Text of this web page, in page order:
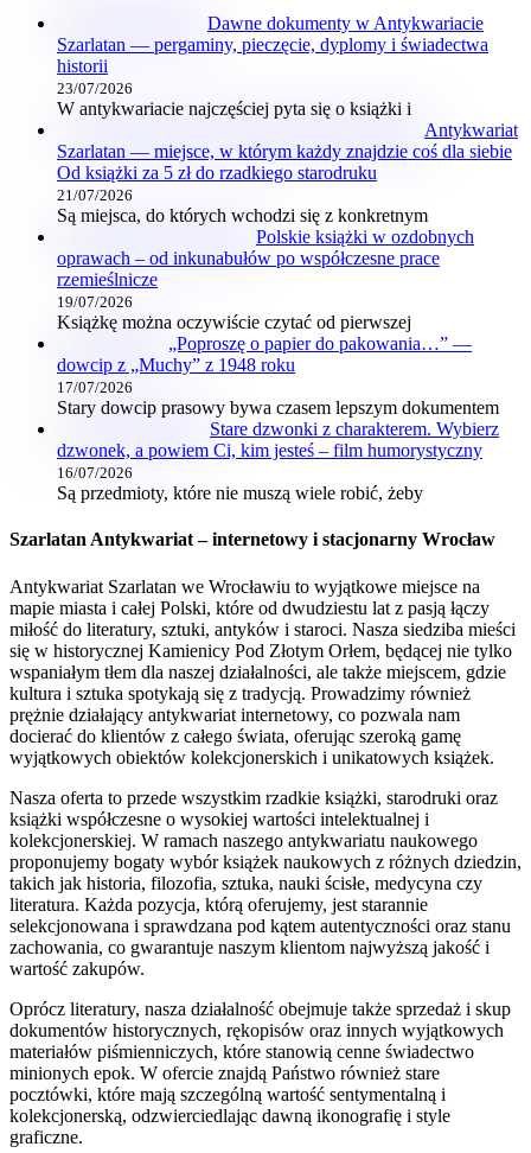
Dawne dokumenty w Antykwariacie
Szarlatan — pergaminy, pieczęcie, dyplomy i świadectwa
historii
23/07/2026
W antykwariacie najczęściej pyta się o książki i
Antykwariat
Szarlatan — miejsce, w którym każdy znajdzie coś dla siebie
Od książki za 5 zł do rzadkiego starodruku
21/07/2026
Są miejsca, do których wchodzi się z konkretnym
Polskie książki w ozdobnych
oprawach – od inkunabułów po współczesne prace
rzemieślnicze
19/07/2026
Książkę można oczywiście czytać od pierwszej
„Poproszę o papier do pakowania…” —
dowcip z „Muchy” z 1948 roku
17/07/2026
Stary dowcip prasowy bywa czasem lepszym dokumentem
Stare dzwonki z charakterem. Wybierz
dzwonek, a powiem Ci, kim jesteś – film humorystyczny
16/07/2026
Są przedmioty, które nie muszą wiele robić, żeby
Szarlatan Antykwariat – internetowy i stacjonarny Wrocław
Antykwariat Szarlatan we Wrocławiu to wyjątkowe miejsce na
mapie miasta i całej Polski, które od dwudziestu lat z pasją łączy
miłość do literatury, sztuki, antyków i staroci. Nasza siedziba mieści
się w historycznej Kamienicy Pod Złotym Orłem, będącej nie tylko
wspaniałym tłem dla naszej działalności, ale także miejscem, gdzie
kultura i sztuka spotykają się z tradycją. Prowadzimy również
prężnie działający antykwariat internetowy, co pozwala nam
docierać do klientów z całego świata, oferując szeroką gamę
wyjątkowych obiektów kolekcjonerskich i unikatowych książek.
Nasza oferta to przede wszystkim rzadkie książki, starodruki oraz
książki współczesne o wysokiej wartości intelektualnej i
kolekcjonerskiej. W ramach naszego antykwariatu naukowego
proponujemy bogaty wybór książek naukowych z różnych dziedzin,
takich jak historia, filozofia, sztuka, nauki ścisłe, medycyna czy
literatura. Każda pozycja, którą oferujemy, jest starannie
selekcjonowana i sprawdzana pod kątem autentyczności oraz stanu
zachowania, co gwarantuje naszym klientom najwyższą jakość i
wartość zakupów.
Oprócz literatury, nasza działalność obejmuje także sprzedaż i skup
dokumentów historycznych, rękopisów oraz innych wyjątkowych
materiałów piśmienniczych, które stanowią cenne świadectwo
minionych epok. W ofercie znajdą Państwo również stare
pocztówki, które mają szczególną wartość sentymentalną i
kolekcjonerską, odzwierciedlając dawną ikonografię i style
graficzne.